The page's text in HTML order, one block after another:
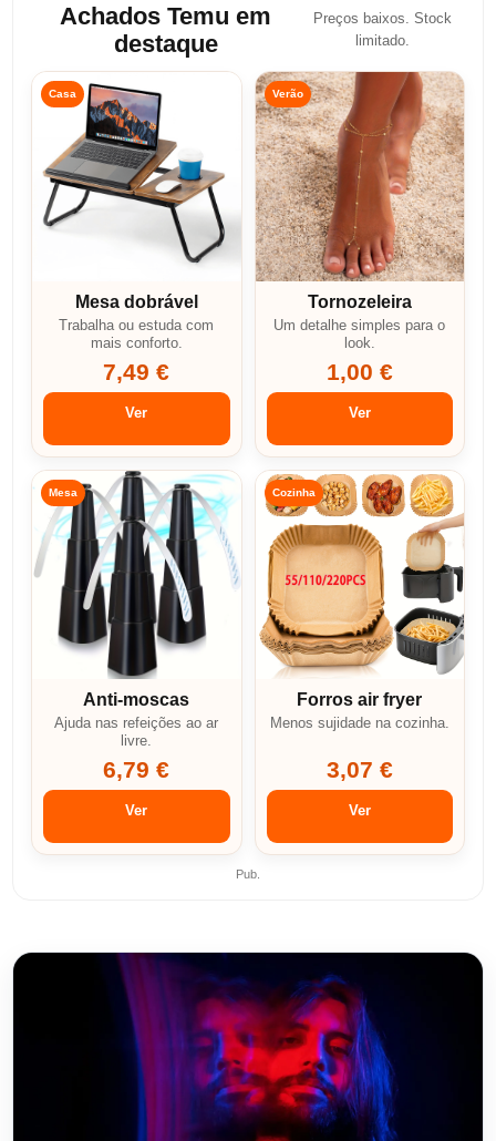
Achados Temu em
destaque
Preços baixos. Stock
limitado.
Casa
Mesa dobrável
Trabalha ou estuda com
mais conforto.
7,49 €
Ver
Verão
Tornozeleira
Um detalhe simples para o
look.
1,00 €
Ver
Mesa
Anti-moscas
Ajuda nas refeições ao ar
livre.
6,79 €
Ver
Cozinha
Forros air fryer
Menos sujidade na cozinha.
3,07 €
Ver
Pub.